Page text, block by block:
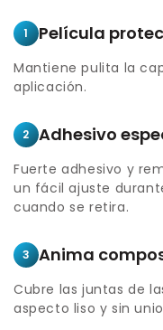
1 Película
Mantiene pulita la
aplicación.
2 Adhesivo
Fuerte adhesivo y
un fácil ajuste
cuando se retira.
3 Anima
Cubre las juntas de
aspecto liso y sin